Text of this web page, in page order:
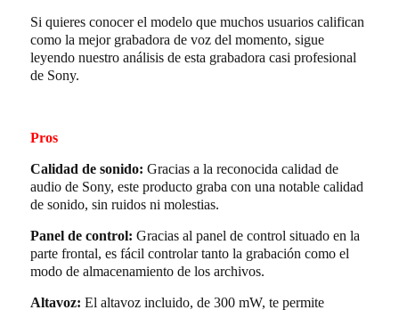
Si quieres conocer el modelo que muchos usuarios califican
como la mejor grabadora de voz del momento, sigue
leyendo nuestro análisis de esta grabadora casi profesional
de Sony.
Pros
Calidad de sonido: Gracias a la reconocida calidad de
audio de Sony, este producto graba con una notable calidad
de sonido, sin ruidos ni molestias.
Panel de control: Gracias al panel de control situado en la
parte frontal, es fácil controlar tanto la grabación como el
modo de almacenamiento de los archivos.
Altavoz: El altavoz incluido, de 300 mW, te permite